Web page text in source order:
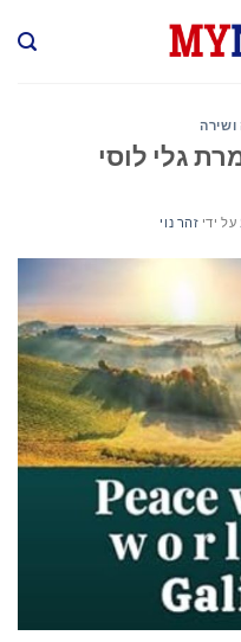
ושירה
גלי לוסי
על ידי זהר נוי